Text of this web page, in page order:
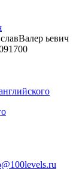
славВалер ьевич
91700